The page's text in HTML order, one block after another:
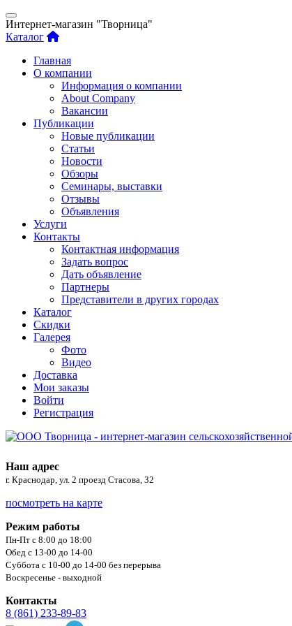
Интернет-магазин "Творница"
Каталог
Главная
О компании
Информация о компании
About Company
Вакансии
Публикации
Новые публикации
Статьи
Новости
Обзоры
Семинары, выставки
Отзывы
Объявления
Услуги
Контакты
Контактная информация
Задать вопрос
Дать объявление
Партнеры
Представители в других городах
Каталог
Скидки
Галерея
Фото
Видео
Доставка
Мои заказы
Войти
Регистрация
Наш адрес
г. Краснодар, ул. 2 проезд Стасова, 32
посмотреть на карте
Режим работы
Пн-Пт с 8:00 до 18:00
Обед с 13-00 до 14-00
Суббота с 10-00 до 14-00 без перерыва
Воскресенье - выходной
Контакты
8 (861) 233-89-83